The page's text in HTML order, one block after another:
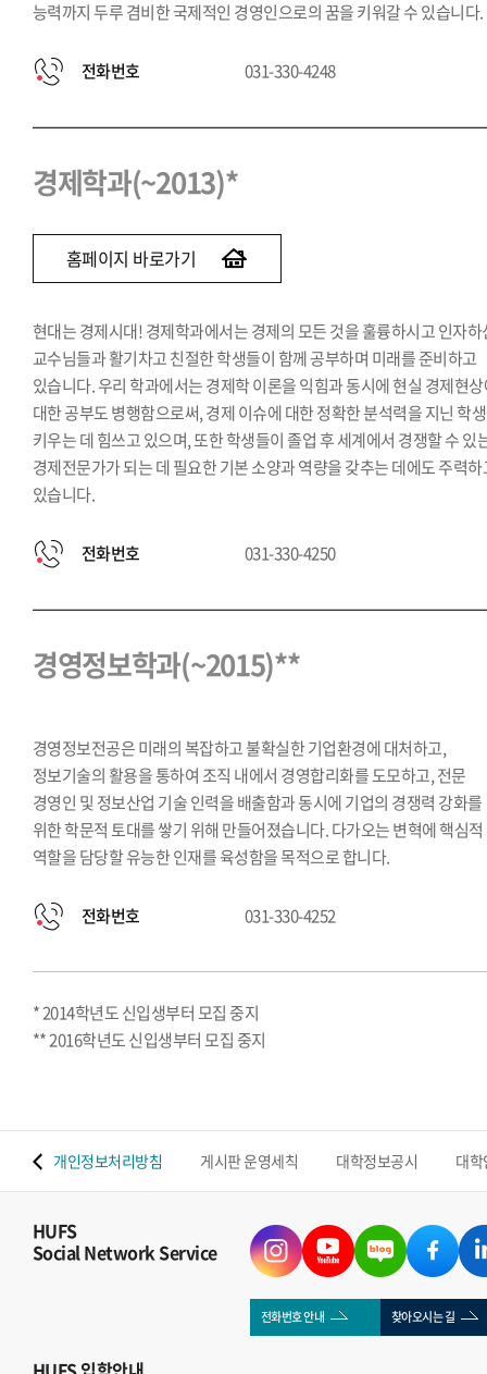
능력까지 두루 겸비한 국제적인 경영인으로의 꿈을 키워갈 수 있습니다.
전화번호 031-330-4248
경제학과(~2013)*
홈페이지 바로가기
현대는 경제시대! 경제학과에서는 경제의 모든 것을 훌륭하시고 인자하
교수님들과 활기차고 친절한 학생들이 함께 공부하며 미래를 준비하고
있습니다. 우리 학과에서는 경제학 이론을 익힘과 동시에 현실 경제현
대한 공부도 병행함으로써, 경제 이슈에 대한 정확한 분석력을 지닌 학
키우는 데 힘쓰고 있으며, 또한 학생들이 졸업 후 세계에서 경쟁할 수 있
경제전문가가 되는 데 필요한 기본 소양과 역량을 갖추는 데에도 주력
있습니다.
전화번호 031-330-4250
경영정보학과(~2015)**
경영정보전공은 미래의 복잡하고 불확실한 기업환경에 대처하고,
정보기술의 활용을 통하여 조직 내에서 경영합리화를 도모하고, 전문
경영인 및 정보산업 기술 인력을 배출함과 동시에 기업의 경쟁력 강화를
위한 학문적 토대를 쌓기 위해 만들어졌습니다. 다가오는 변혁에 핵심적
역할을 담당할 유능한 인재를 육성함을 목적으로 합니다.
전화번호 031-330-4252
* 2014학년도 신입생부터 모집 중지
** 2016학년도 신입생부터 모집 중지
개인정보처리방침 게시판 운영세칙 대학정보공시 대
HUFS
Social Network Service
전화번호 안내 찾아오시는 길